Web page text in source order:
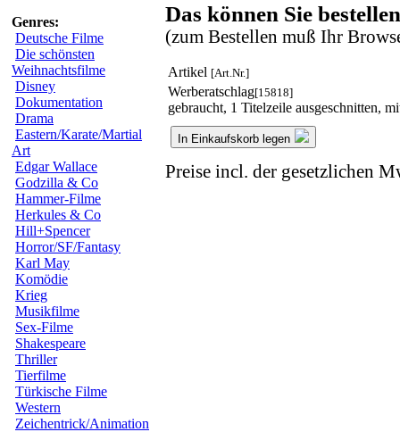
Genres:
Deutsche Filme
Die schönsten
Weihnachtsfilme
Disney
Dokumentation
Drama
Eastern/Karate/Martial
Art
Edgar Wallace
Godzilla & Co
Hammer-Filme
Herkules & Co
Hill+Spencer
Horror/SF/Fantasy
Karl May
Komödie
Krieg
Musikfilme
Sex-Filme
Shakespeare
Thriller
Tierfilme
Türkische Filme
Western
Zeichentrick/Animation
Das können Sie
(zum Bestellen muß Ihr
Artikel [Art.Nr.]
Werberatschlag[15818]
gebraucht, 1 Titelzeile ausgeschnitten,
In Einkaufskorb legen
Preise incl. der gesetzlichen